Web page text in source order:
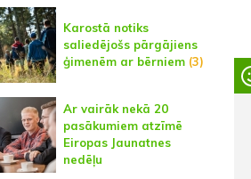
Karostā notiks
saliedējošs pārgājiens
ģimenēm ar bērniem (3)
Ar vairāk nekā 20
pasākumiem atzīmē
Eiropas Jaunatnes
nedēļu